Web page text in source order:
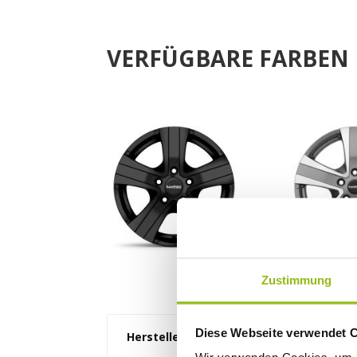
Zustimmung
Diese Webseite verwendet
VERFÜGBARE FARBEN
Hersteller Verkaufsbezeichnung